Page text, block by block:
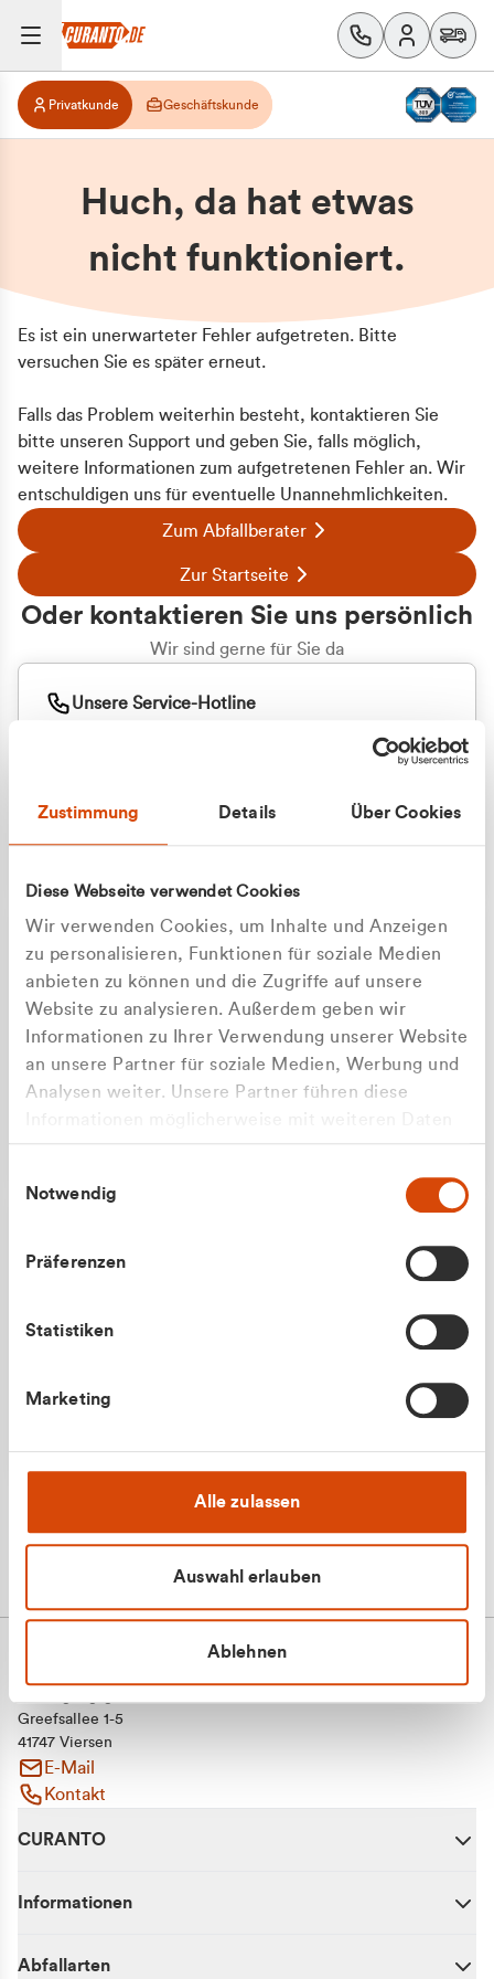
Zustimmung Details Über Cookies
Diese Webseite verwendet Cookies
Wir verwenden Cookies, um Inhalte und Anzeigen
zu personalisieren, Funktionen für soziale Medien
anbieten zu können und die Zugriffe auf unsere
Website zu analysieren. Außerdem geben wir
Informationen zu Ihrer Verwendung unserer Website
an unsere Partner für soziale Medien, Werbung und
Analysen weiter. Unsere Partner führen diese
gesammelt haben.
Notwendig
Präferenzen
Statistiken
Marketing
Alle zulassen
Auswahl erlauben
Ablehnen
Privatkunde Geschäftskunde
Huch, da hat etwas
nicht funktioniert.
Es ist ein unerwarteter Fehler aufgetreten. Bitte
versuchen Sie es später erneut.
Falls das Problem weiterhin besteht, kontaktieren Sie
bitte unseren Support und geben Sie, falls möglich,
weitere Informationen zum aufgetretenen Fehler an. Wir
entschuldigen uns für eventuelle Unannehmlichkeiten.
Zum Abfallberater
Zur Startseite
Oder kontaktieren Sie uns persönlich
Wir sind gerne für Sie da
Unsere Service-Hotline
+49 177 8376058
Apilash Balanesan
Greefsallee 1-5
41747 Viersen
E-Mail
Kontakt
CURANTO
Informationen
Abfallarten